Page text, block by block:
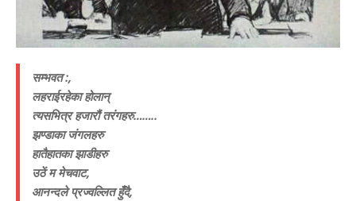
सम्भवत :,
लहराईरहेका होलान्
त्यसभित्र हजारौं तरंगहरु……..
झण्डाका जंगलहरु
हातैहातका झाडीहरु
उठें म मेचवाट,
आनन्दले प्रज्वल्लित हुँदै,